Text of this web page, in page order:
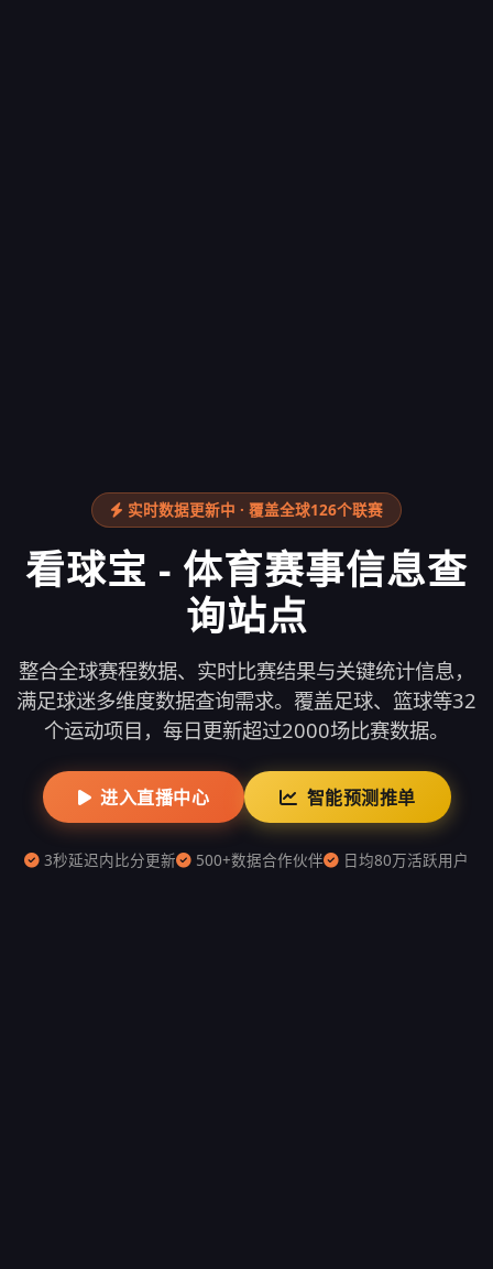
实时数据更新中 · 覆盖全球126个联赛
看球宝 - 体育赛事信息查
询站点
整合全球赛程数据、实时比赛结果与关键统计信息，
满足球迷多维度数据查询需求。覆盖足球、篮球等32
个运动项目，每日更新超过2000场比赛数据。
进入直播中心 智能预测推单
3秒延迟内比分更新 500+数据合作伙伴 日均80万活跃用户